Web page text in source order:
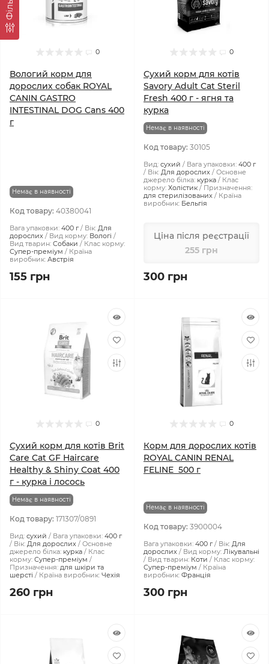
0
Вологий корм для
дорослих собак ROYAL
CANIN GASTRO
INTESTINAL DOG Cans 400
г
Немає в наявності
Код товару: 40380041
Вага упаковки: 400 г Вік: Для
дорослих
Вид корму: Вологі
Вид тварин: Собаки
Клас корму:
Супер-преміум
Країна
виробник: Австрія
155 грн
0
Сухий корм для котів
Savory Adult Cat Steril
Fresh 400 г - ягня та
курка
Немає в наявності
Код товару: 30105
Вид: сухий Вага упаковки: 400 г
Вік: Для дорослих
Основне
джерело білка: курка
Клас
корму: Холістик
Призначення:
для стерилізованих
Країна
виробник: Бельгія
Ціна після реєстрації
255 грн
300 грн
0
Сухий корм для котів Brit
Care Cat GF Haircare
Healthy & Shiny Coat 400
г - курка і лосось
Немає в наявності
Код товару: 171307/0891
Вид: сухий Вага упаковки: 400 г
Вік: Для дорослих
Основне
джерело білка: курка
Клас
корму: Супер-преміум
Призначення: для шкіри та
шерсті
Країна виробник: Чехія
260 грн
0
Корм для дорослих котів
ROYAL CANIN RENAL
FELINE 500 г
Немає в наявності
Код товару: 3900004
Вага упаковки: 400 г Вік: Для
дорослих
Вид корму: Лікувальні
Вид тварин: Коти
Клас корму:
Супер-преміум
Країна
виробник: Франція
300 грн